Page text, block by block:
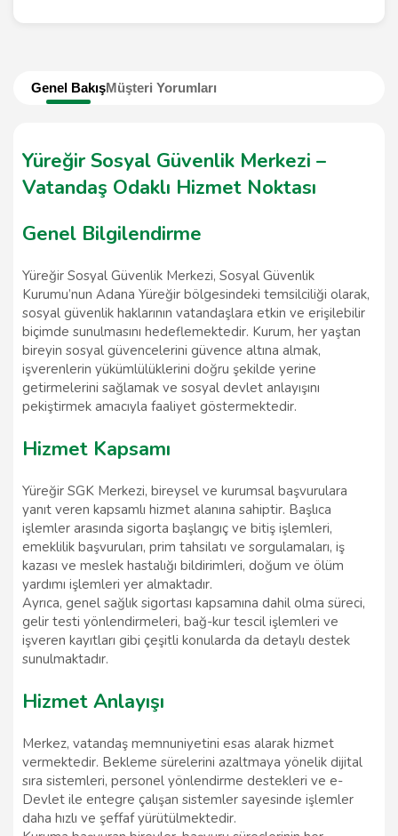
Genel BakışMüşteri Yorumları
Yüreğir Sosyal Güvenlik Merkezi –
Vatandaş Odaklı Hizmet Noktası
Genel Bilgilendirme
Yüreğir Sosyal Güvenlik Merkezi, Sosyal Güvenlik
Kurumu’nun Adana Yüreğir bölgesindeki temsilciliği olarak,
sosyal güvenlik haklarının vatandaşlara etkin ve erişilebilir
biçimde sunulmasını hedeflemektedir. Kurum, her yaştan
bireyin sosyal güvencelerini güvence altına almak,
işverenlerin yükümlülüklerini doğru şekilde yerine
getirmelerini sağlamak ve sosyal devlet anlayışını
pekiştirmek amacıyla faaliyet göstermektedir.
Hizmet Kapsamı
Yüreğir SGK Merkezi, bireysel ve kurumsal başvurulara
yanıt veren kapsamlı hizmet alanına sahiptir. Başlıca
işlemler arasında sigorta başlangıç ve bitiş işlemleri,
emeklilik başvuruları, prim tahsilatı ve sorgulamaları, iş
kazası ve meslek hastalığı bildirimleri, doğum ve ölüm
yardımı işlemleri yer almaktadır.
Ayrıca, genel sağlık sigortası kapsamına dahil olma süreci,
gelir testi yönlendirmeleri, bağ-kur tescil işlemleri ve
işveren kayıtları gibi çeşitli konularda da detaylı destek
sunulmaktadır.
Hizmet Anlayışı
Merkez, vatandaş memnuniyetini esas alarak hizmet
vermektedir. Bekleme sürelerini azaltmaya yönelik dijital
sıra sistemleri, personel yönlendirme destekleri ve e-
Devlet ile entegre çalışan sistemler sayesinde işlemler
daha hızlı ve şeffaf yürütülmektedir.